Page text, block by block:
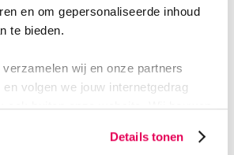
en om gepersonaliseerde inhoud
te bieden.
wij en onze partners
volgen we jouw internetgedrag
ook buiten onze website. Wij bouwen
aan op jouw voorkeuren. Ook
Details tonen
is dik verdiend
is ook wat nog beter kan. Als we